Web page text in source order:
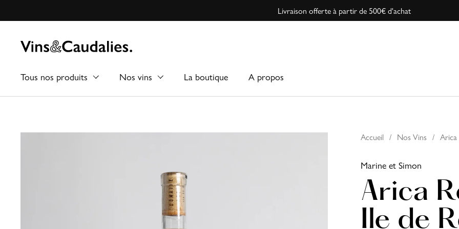
Livraison offerte à partir de 500€ d'achat
Tous nos produits Nos vins La boutique A propos
Accueil / Nos Vins / Arica
Marine et Simon
Arica
Ile de